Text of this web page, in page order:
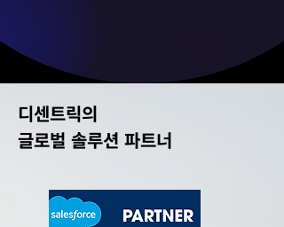
관광 부문 공
디센트릭의
글로벌 솔루션 파트너